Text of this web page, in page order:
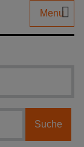
Menu